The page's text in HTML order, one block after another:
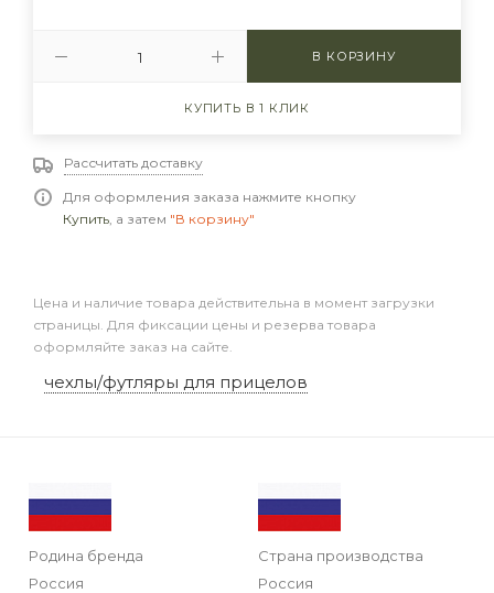
В КОРЗИНУ
КУПИТЬ В 1 КЛИК
Рассчитать доставку
Для оформления заказа нажмите кнопку
Купить, а затем "В корзину"
Цена и наличие товара действительна в момент загрузки
страницы. Для фиксации цены и резерва товара
оформляйте заказ на сайте.
чехлы/футляры для прицелов
Родина бренда
Россия
Страна производства
Россия